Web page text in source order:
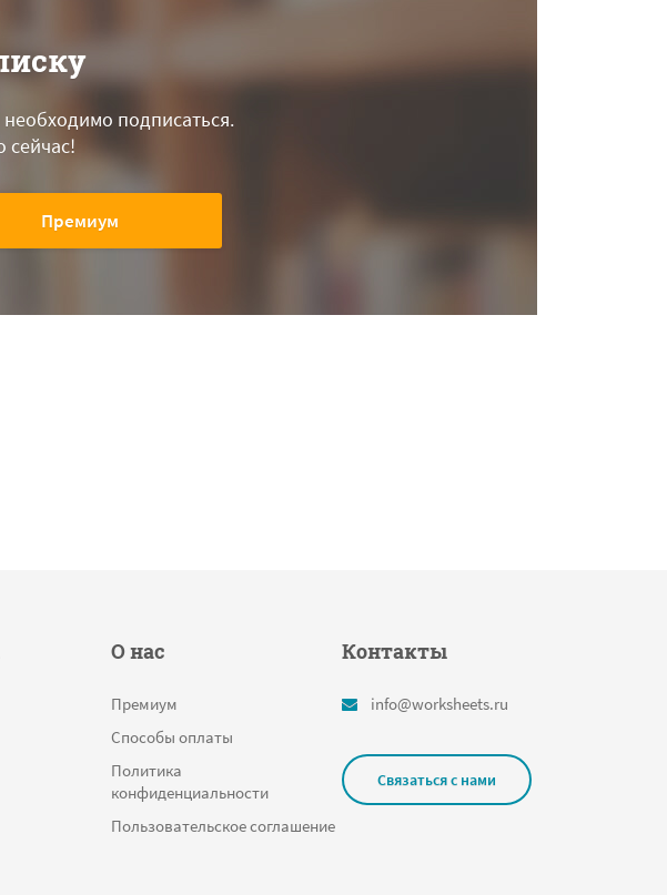
подписаться.
Премиум
О нас
Премиум
Способы оплаты
Политика
конфиденциальности
Пользовательское соглашение
Контакты
info@worksheets.ru
Связаться с нами